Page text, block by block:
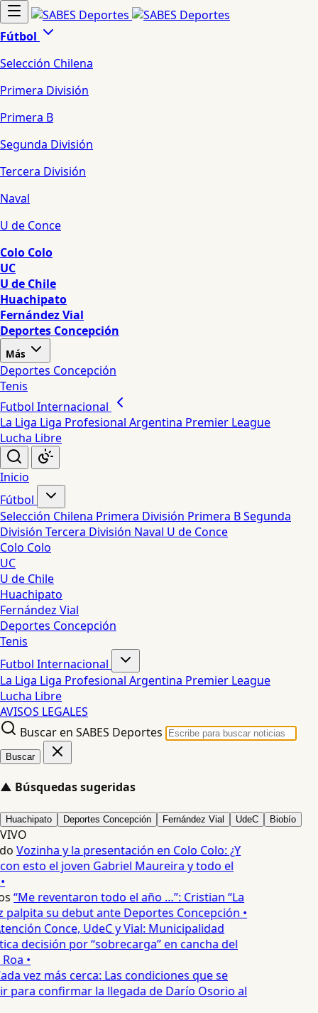
Fútbol
Selección Chilena
Primera División
Primera B
Segunda División
Tercera División
Naval
U de Conce
Colo Colo
UC
U de Chile
Huachipato
Fernández Vial
Deportes Concepción
Más
Deportes Concepción
Tenis
Futbol Internacional
La Liga Liga Profesional Argentina Premier League
Lucha Libre
Inicio
Fútbol
Selección Chilena Primera División Primera BSegunda
División Tercera División Naval U de Conce
Colo Colo
UC
U de Chile
Huachipato
Fernández Vial
Deportes Concepción
Tenis
Futbol Internacional
La Liga Liga Profesional Argentina Premier League
Lucha Libre
AVISOS LEGALES
Buscar en SABES Deportes
Buscar
▲ Búsquedas sugeridas
Huachipato Deportes Concepción Fernández Vial UdeC Biobío
VIVO
Vozinha y la presentación en Colo Colo: ¿Y
esto el joven Gabriel Maureira y todo el
“Me reventaron todo el año …”: Cristian “La
palpita su debut ante Deportes Concepción •
Conce, UdeC y Vial: Municipalidad
decisión por “sobrecarga” en cancha del
•
vez más cerca: Las condiciones que se
para confirmar la llegada de Darío Osorio al